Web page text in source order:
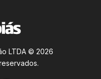
LTDA © 2026